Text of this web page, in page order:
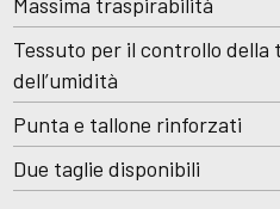
Tessuto per il controllo della
dell’umidità
Punta e tallone rinforzati
Due taglie disponibili